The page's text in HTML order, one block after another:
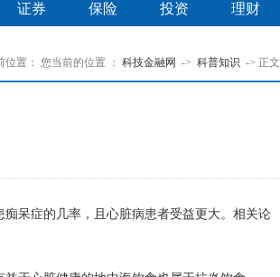
证券 保险 投资 理财
位置： 您当前的位置 ： 科技金融网 -> 科普知识 -> 正文
呆症的几率，且心脏病患者受益更大。相关论